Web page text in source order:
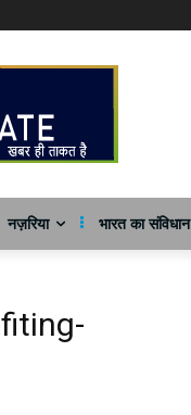
नज़रिया भारत का संविधान